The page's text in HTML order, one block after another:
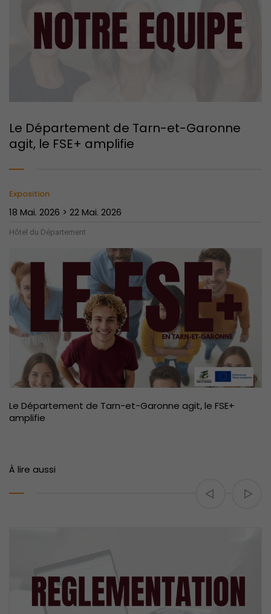
Le Département de Tarn-et-Garonne
agit, le FSE+ amplifie
Exposition
18 Mai. 2026 > 22 Mai. 2026
Hôtel du Département
Le Département de Tarn-et-Garonne agit, le FSE+
amplifie
À lire aussi